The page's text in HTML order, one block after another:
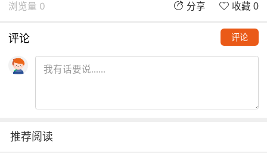
浏览量 0 分享 收藏 0
评论 评论
推荐阅读